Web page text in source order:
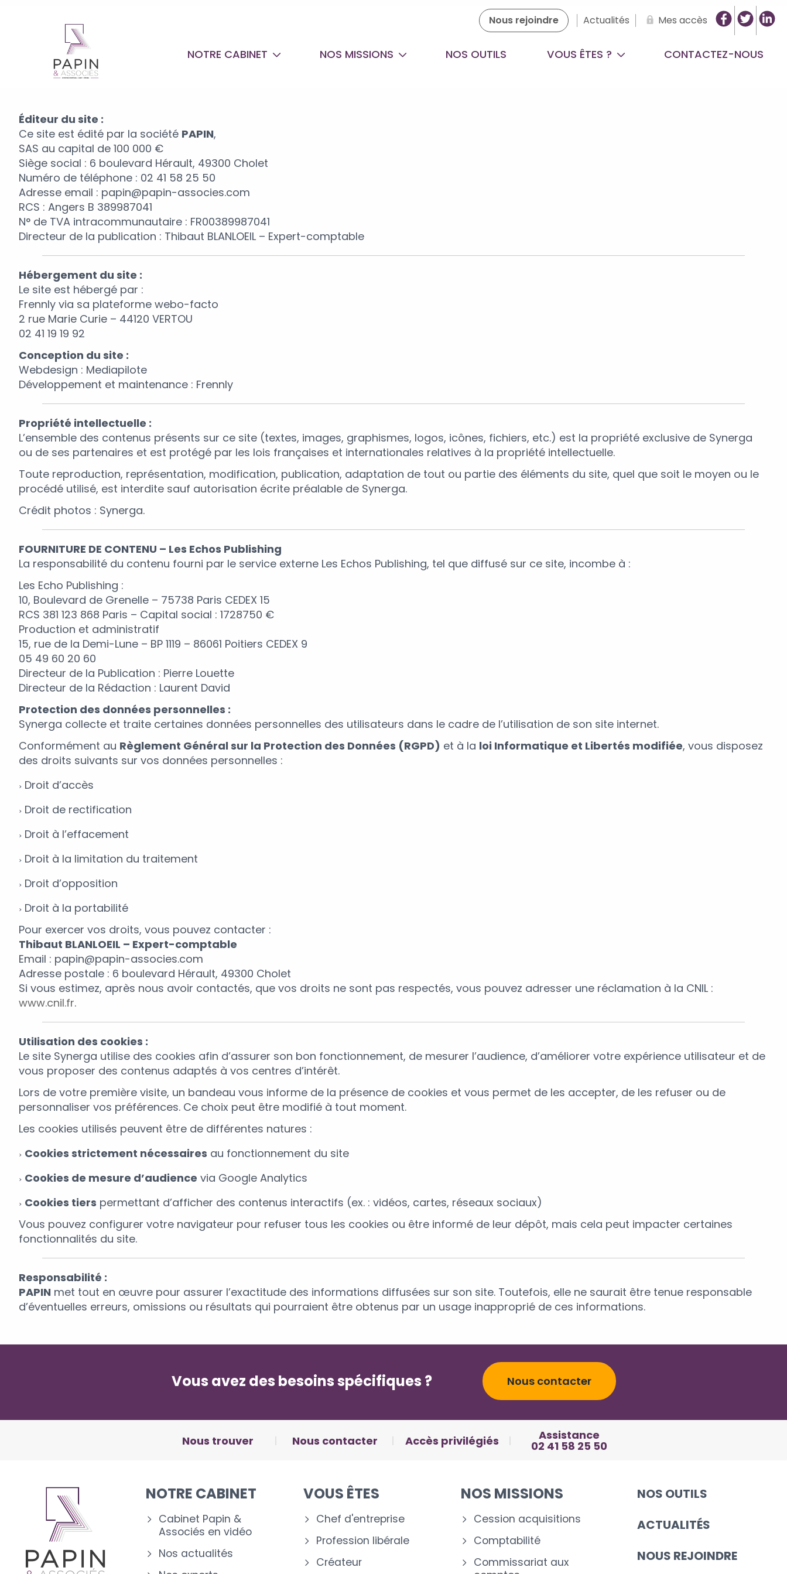
Nous rejoindre Actualités Mes accès
NOTRE CABINET NOS MISSIONS NOS OUTILS VOUS ÊTES ? CONTACTEZ-NOUS
Éditeur du site :
Ce site est édité par la société PAPIN,
SAS au capital de 100 000 €
Siège social : 6 boulevard Hérault, 49300 Cholet
Numéro de téléphone : 02 41 58 25 50
Adresse email : papin@papin-associes.com
RCS : Angers B 389987041
N° de TVA intracommunautaire : FR00389987041
Directeur de la publication : Thibaut BLANLOEIL – Expert-comptable
Hébergement du site :
Le site est hébergé par :
Frennly via sa plateforme webo-facto
2 rue Marie Curie – 44120 VERTOU
02 41 19 19 92
Conception du site :
Webdesign : Mediapilote
Développement et maintenance : Frennly
Propriété intellectuelle :
L’ensemble des contenus présents sur ce site (textes, images, graphismes, logos, icônes, fichiers, etc.) est la propriété exclusive de Synerga
ou de ses partenaires et est protégé par les lois françaises et internationales relatives à la propriété intellectuelle.
Toute reproduction, représentation, modification, publication, adaptation de tout ou partie des éléments du site, quel que soit le moyen ou le
procédé utilisé, est interdite sauf autorisation écrite préalable de Synerga.
Crédit photos : Synerga.
FOURNITURE DE CONTENU – Les Echos Publishing
La responsabilité du contenu fourni par le service externe Les Echos Publishing, tel que diffusé sur ce site, incombe à :
Les Echo Publishing :
10, Boulevard de Grenelle – 75738 Paris CEDEX 15
RCS 381 123 868 Paris – Capital social : 1728750 €
Production et administratif
15, rue de la Demi-Lune – BP 1119 – 86061 Poitiers CEDEX 9
05 49 60 20 60
Directeur de la Publication : Pierre Louette
Directeur de la Rédaction : Laurent David
Protection des données personnelles :
Synerga collecte et traite certaines données personnelles des utilisateurs dans le cadre de l’utilisation de son site internet.
Conformément au Règlement Général sur la Protection des Données (RGPD) et à la loi Informatique et Libertés modifiée, vous disposez
des droits suivants sur vos données personnelles :
Droit d’accès
Droit de rectification
Droit à l’effacement
Droit à la limitation du traitement
Droit d’opposition
Droit à la portabilité
Pour exercer vos droits, vous pouvez contacter :
Thibaut BLANLOEIL – Expert-comptable
Email : papin@papin-associes.com
Adresse postale : 6 boulevard Hérault, 49300 Cholet
Si vous estimez, après nous avoir contactés, que vos droits ne sont pas respectés, vous pouvez adresser une réclamation à la CNIL :
www.cnil.fr.
Utilisation des cookies :
Le site Synerga utilise des cookies afin d’assurer son bon fonctionnement, de mesurer l’audience, d’améliorer votre expérience utilisateur et de
vous proposer des contenus adaptés à vos centres d’intérêt.
Lors de votre première visite, un bandeau vous informe de la présence de cookies et vous permet de les accepter, de les refuser ou de
personnaliser vos préférences. Ce choix peut être modifié à tout moment.
Les cookies utilisés peuvent être de différentes natures :
Cookies strictement nécessaires au fonctionnement du site
Cookies de mesure d’audience via Google Analytics
Cookies tiers permettant d’afficher des contenus interactifs (ex. : vidéos, cartes, réseaux sociaux)
Vous pouvez configurer votre navigateur pour refuser tous les cookies ou être informé de leur dépôt, mais cela peut impacter certaines
fonctionnalités du site.
Responsabilité :
PAPIN met tout en œuvre pour assurer l’exactitude des informations diffusées sur son site. Toutefois, elle ne saurait être tenue responsable
d’éventuelles erreurs, omissions ou résultats qui pourraient être obtenus par un usage inapproprié de ces informations.
Vous avez des besoins spécifiques ? Nous contacter
Nous trouver Nous contacter Accès privilégiés Assistance
02 41 58 25 50
NOTRE CABINET
Cabinet Papin &
Associés en vidéo
Nos actualités
VOUS ÊTES
Chef d'entreprise
Profession libérale
Créateur
NOS MISSIONS
Cession acquisitions
Comptabilité
Commissariat aux
NOS OUTILS
ACTUALITÉS
NOUS REJOINDRE